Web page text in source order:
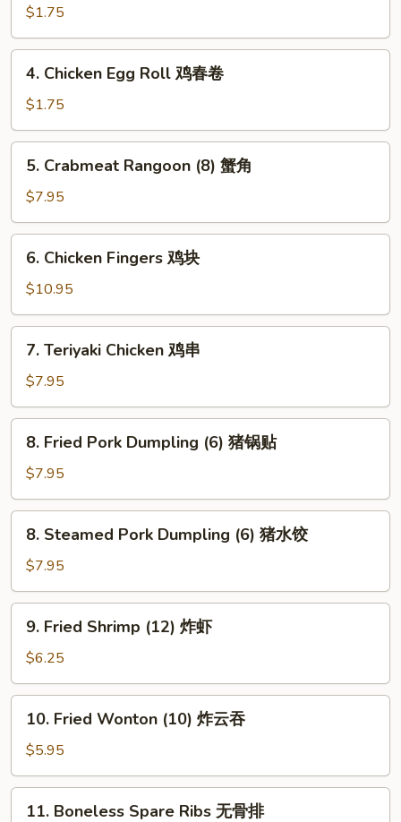
春
Egg
Roll
(1)
$1.75
Chicken
Egg
Roll
鸡
4. Chicken Egg Roll 鸡春卷
$1.75
Crabmeat
Rangoon
(8)
蟹
5. Crabmeat Rangoon (8) 蟹角
$7.95
Chicken
Fingers
鸡
块
6. Chicken Fingers 鸡块
$10.95
Teriyaki
Chicken
鸡
串
7. Teriyaki Chicken 鸡串
$7.95
Fried
Pork
Dumpling
(6)
8. Fried Pork Dumpling (6) 猪锅贴
$7.95
Steamed
Pork
Dumpling
(6)
8. Steamed Pork Dumpling (6) 猪水饺
$7.95
Fried
Shrimp
(12)
炸
9. Fried Shrimp (12) 炸虾
$6.25
Fried
Wonton
(10)
炸
10. Fried Wonton (10) 炸云吞
$5.95
11. Boneless Spare Ribs 无骨排